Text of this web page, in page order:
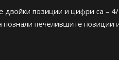
двойки позиции и цифри са –
познали печелившите